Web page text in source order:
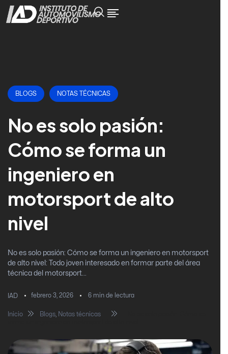
BLOGS NOTAS TÉCNICAS
No es solo pasión:
Cómo se forma un
ingeniero en
motorsport de alto
nivel
No es solo pasión: Cómo se forma un ingeniero en motorsport
de alto nivel: Todo joven interesado en formar parte del área
técnica del motorsport...
IAD febrero 3, 2026 6 min de lectura
Inicio Blogs, Notas técnicas